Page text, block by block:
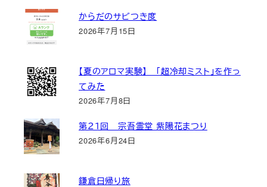
からだのサビつき度
2026年7月15日
【夏のアロマ実験】 「超冷却ミスト」を作っ
てみた
2026年7月8日
第２１回 宗吾霊堂 紫陽花まつり
2026年6月24日
鎌倉日帰り旅